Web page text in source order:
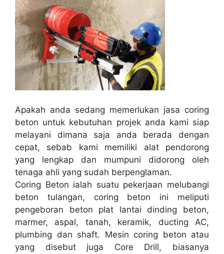
Apakah anda sedang memerlukan jasa coring
beton untuk kebutuhan projek anda kami siap
melayani dimana saja anda berada dengan
cepat, sebab kami memiliki alat pendorong
yang lengkap dan mumpuni didorong oleh
tenaga ahli yang sudah berpenglaman.
Coring Beton ialah suatu pekerjaan melubangi
beton tulangan, coring beton ini meliputi
pengeboran beton plat lantai dinding beton,
marmer, aspal, tanah, keramik, ducting AC,
plumbing dan shaft. Mesin coring beton atau
yang disebut juga Core Drill, biasanya